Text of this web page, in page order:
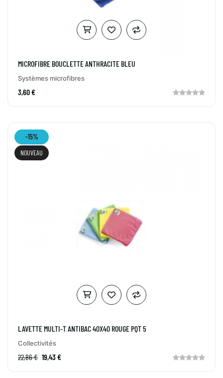
MICROFIBRE BOUCLETTE ANTHRACITE BLEU
Systèmes microfibres
3,60 €
-15%
NOUVEAU
LAVETTE MULTI-T ANTIBAC 40X40 ROUGE PQT 5
Collectivités
22,86 € 19,43 €